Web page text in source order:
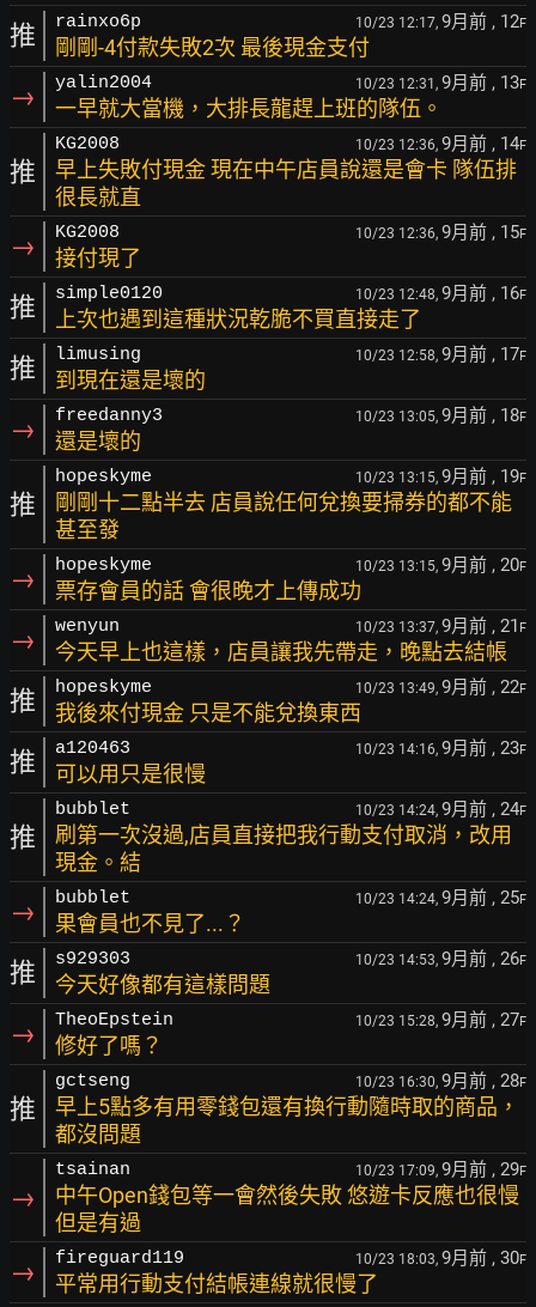
推 rainxo6p 10/23 12:17, 9月前 , 12F
剛剛-4付款失敗2次 最後現金支付
→ yalin2004 10/23 12:31, 9月前 , 13F
一早就大當機，大排長龍趕上班的隊伍。
推
KG2008 10/23 12:36, 9月前 , 14F
早上失敗付現金 現在中午店員說還是會卡 隊伍排
很長就直
→ KG2008 10/23 12:36, 9月前 , 15F
接付現了
推 simple0120 10/23 12:48, 9月前 , 16F
上次也遇到這種狀況乾脆不買直接走了
推 limusing 10/23 12:58, 9月前 , 17F
到現在還是壞的
→ freedanny3 10/23 13:05, 9月前 , 18F
還是壞的
推
hopeskyme 10/23 13:15, 9月前 , 19F
剛剛十二點半去 店員說任何兌換要掃券的都不能
甚至發
→ hopeskyme 10/23 13:15, 9月前 , 20F
票存會員的話 會很晚才上傳成功
→ wenyun 10/23 13:37, 9月前 , 21 F
今天早上也這樣，店員讓我先帶走，晚點去結帳
推 hopeskyme 10/23 13:49, 9月前 , 22F
我後來付現金 只是不能兌換東西
推 a120463 10/23 14:16, 9月前 , 23F
可以用只是很慢
推
bubblet 10/23 14:24, 9月前 , 24F
刷第一次沒過,店員直接把我行動支付取消，改用
現金。結
→ bubblet 10/23 14:24, 9月前 , 25F
果會員也不見了...？
推 s929303 10/23 14:53, 9月前 , 26F
今天好像都有這樣問題
→ TheoEpstein 10/23 15:28, 9月前 , 27F
修好了嗎？
推
gctseng 10/23 16:30, 9月前 , 28F
早上5點多有用零錢包還有換行動隨時取的商品，
都沒問題
→
tsainan 10/23 17:09, 9月前 , 29F
中午Open錢包等一會然後失敗 悠遊卡反應也很慢
但是有過
→ fireguard119 10/23 18:03, 9月前 , 30F
平常用行動支付結帳連線就很慢了